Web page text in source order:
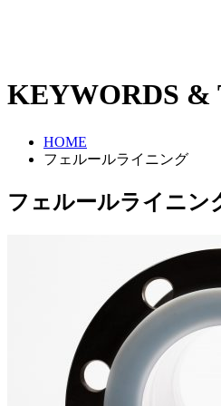
KEYWORDS &
HOME
フェルールライニング
フェルールライニン